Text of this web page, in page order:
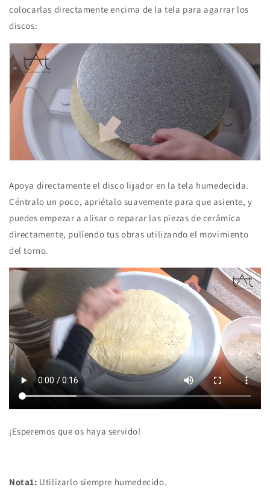
colocarlas directamente encima de la tela para agarrar los
discos:
Apoya directamente el disco lijador en la tela humedecida.
Céntralo un poco, apriétalo suavemente para que asiente, y
puedes empezar a alisar o reparar las piezas de cerámica
directamente, pulíendo tus obras utilizando el movimiento
del torno.
¡Esperemos que os haya servido!
Nota1: Utilizarlo siempre humedecido.